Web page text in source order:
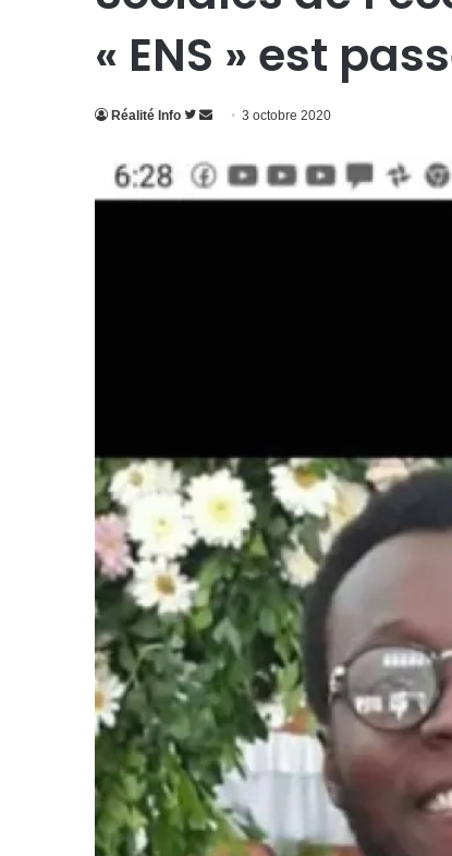
« ENS » est
Réalité Info
Suivre
Twitter
Envoyer
courriel
3 octobre 2020